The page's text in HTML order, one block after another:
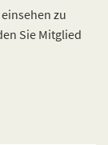
zu
Sie Mitglied